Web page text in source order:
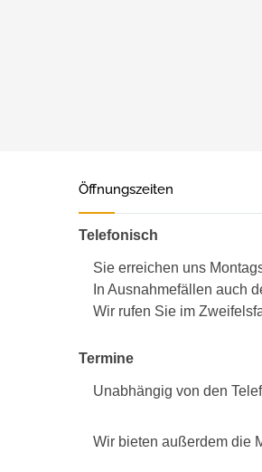
Öffnungszeiten
Telefonisch
Sie erreichen uns
In Ausnahmefällen auch
Wir rufen Sie im
Termine
Unabhängig von den
Wir bieten außerdem die